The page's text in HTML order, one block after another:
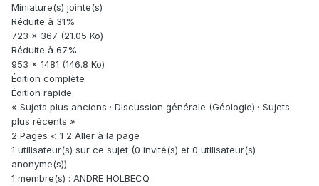
Miniature(s) jointe(s)
Réduite à 31%
723 x 367 (21.05 Ko)
Réduite à 67%
953 x 1481 (146.8 Ko)
Édition complète
Édition rapide
« Sujets plus anciens · Discussion générale (Géologie) · Sujets
plus récents »
2 Pages < 1 2 Aller à la page
1 utilisateur(s) sur ce sujet (0 invité(s) et 0 utilisateur(s)
anonyme(s))
1 membre(s) : ANDRE HOLBECQ